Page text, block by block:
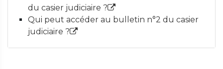
du casier judiciaire ?
Qui peut accéder au bulletin n°2 du casier
judiciaire ?